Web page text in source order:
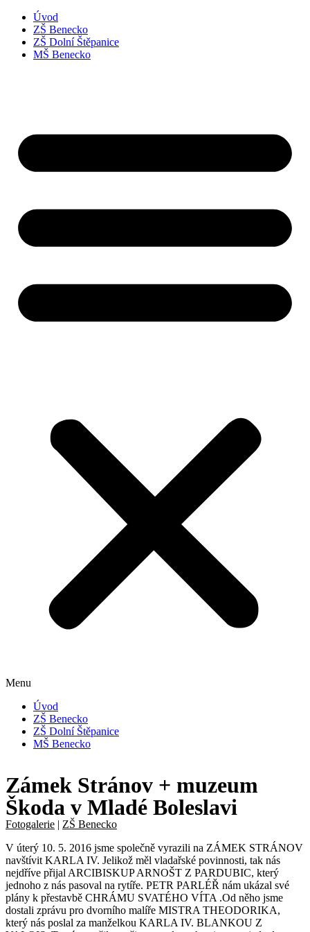
Úvod
ZŠ Benecko
ZŠ Dolní Štěpanice
MŠ Benecko
Menu
Úvod
ZŠ Benecko
ZŠ Dolní Štěpanice
MŠ Benecko
Zámek Stránov + muzeum
Škoda v Mladé Boleslavi
Fotogalerie | ZŠ Benecko
V úterý 10. 5. 2016 jsme společně vyrazili na ZÁMEK STRÁNOV
navštívit KARLA IV. Jelikož měl vladařské povinnosti, tak nás
nejdříve přijal ARCIBISKUP ARNOŠT Z PARDUBIC, který
jednoho z nás pasoval na rytíře. PETR PARLÉŘ nám ukázal své
plány k přestavbě CHRÁMU SVATÉHO VÍTA .Od něho jsme
dostali zprávu pro dvorního malíře MISTRA THEODORIKA,
který nás poslal za manželkou KARLA IV. BLANKOU Z